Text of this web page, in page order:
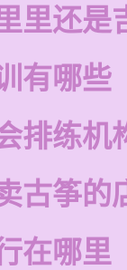
里还是
有哪些
排练机
古筝的
在哪里